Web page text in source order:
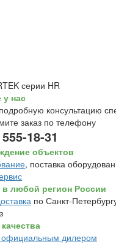
серии HR
у нас
консультацию
заказ по телефону
18-31
объектов
, поставка
в любой регион России
по Санкт-
дилером